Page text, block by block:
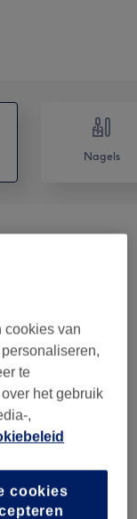
Nagels
vanaf €5
vanaf €45
vanaf €76
vanaf €45
cookies van
te
het gebruik
,
cookies